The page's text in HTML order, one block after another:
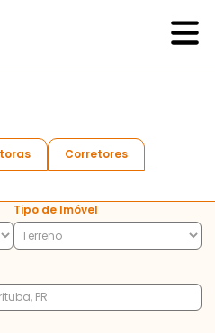
Corretores
Tipo de Imóvel